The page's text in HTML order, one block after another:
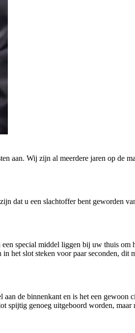
aan. Wij zijn al meerdere jaren op de
dat u een slachtoffer bent geworden
special middel liggen bij uw thuis om
het slot steken voor paar seconden,
de binnenkant en is het een
genoeg uitgeboord worden,